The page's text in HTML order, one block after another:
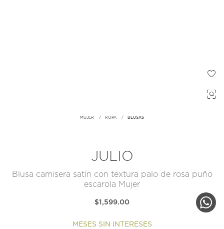
MUJER ROPA BLUSAS
JULIO
Blusa camisera satín con textura palo de rosa puño
escarola Mujer
$1,599.00
MESES SIN INTERESES